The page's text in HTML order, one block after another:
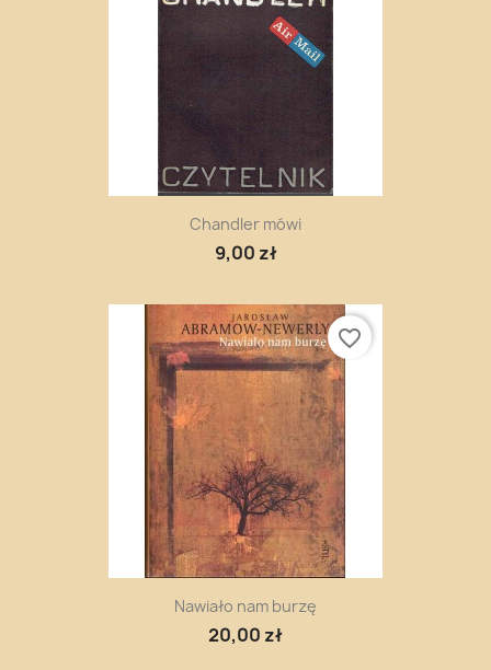
Chandler mówi
9,00 zł
Nawiało nam burzę
20,00 zł
favorite_border